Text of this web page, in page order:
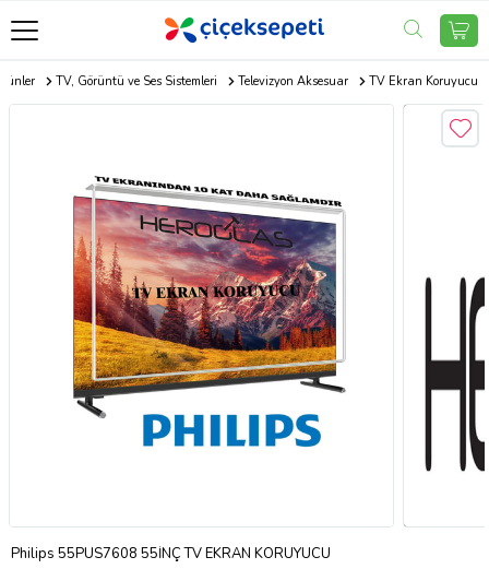
TV, Görüntü ve Ses Sistemleri Televizyon Aksesuar TV Ekran Koruyucu
Philips 55PUS7608 55İNÇ TV EKRAN KORUYUCU